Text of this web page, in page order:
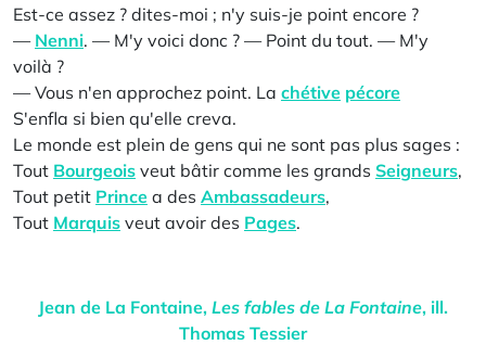
Est-ce assez ? dites-moi ; n'y suis-je point encore ?
— Nenni. — M'y voici donc ? — Point du tout. — M'y
voilà ?
— Vous n'en approchez point. La chétive pécore
S'enfla si bien qu'elle creva.
Le monde est plein de gens qui ne sont pas plus sages :
Tout Bourgeois veut bâtir comme les grands Seigneurs,
Tout petit Prince a des Ambassadeurs,
Tout Marquis veut avoir des Pages.
Jean de La Fontaine, Les fables de La Fontaine, ill.
Thomas Tessier